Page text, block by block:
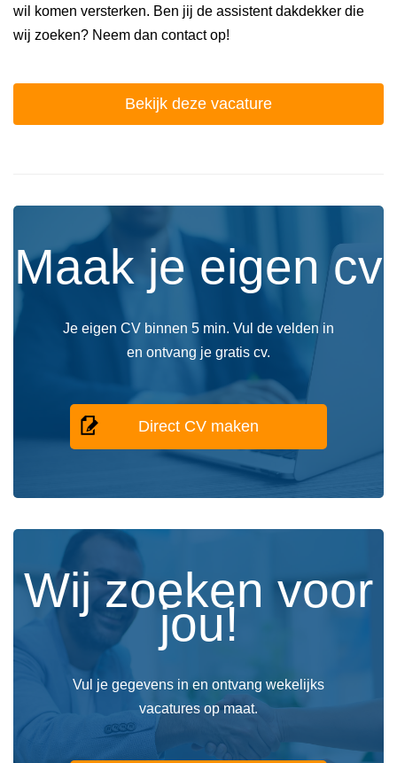
wil komen versterken. Ben jij de assistent dakdekker die
wij zoeken? Neem dan contact op!
Bekijk deze vacature
Maak je eigen cv
Je eigen CV binnen 5 min. Vul de velden in
en ontvang je gratis cv.
Direct CV maken
Wij zoeken voor
jou!
Vul je gegevens in en ontvang wekelijks
vacatures op maat.